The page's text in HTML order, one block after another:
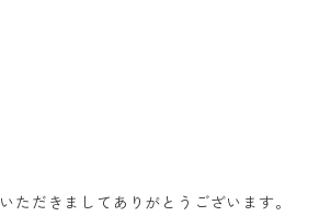
ただきましてありがとうございます。